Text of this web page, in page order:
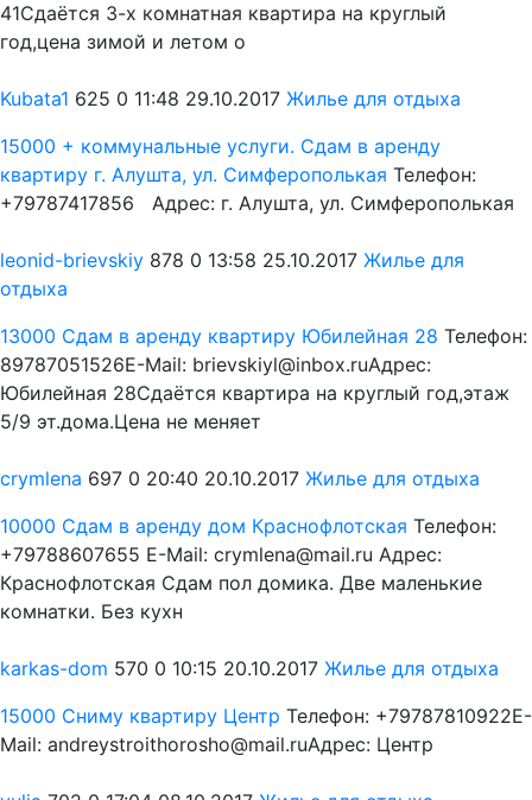
41Сдаётся 3-х комнатная квартира на круглый
год,цена зимой и летом о
Kubata1 625 0 11:48 29.10.2017 Жилье для отдыха
15000 + коммунальные услуги. Сдам в аренду
квартиру г. Алушта, ул. Симферополькая Телефон:
+79787417856 Адрес: г. Алушта, ул. Симферополькая
leonid-brievskiy 878 0 13:58 25.10.2017 Жилье для
отдыха
13000 Сдам в аренду квартиру Юбилейная 28 Телефон:
89787051526E-Mail: brievskiyl@inbox.ruАдрес:
Юбилейная 28Сдаётся квартира на круглый год,этаж
5/9 эт.дома.Цена не меняет
crymlena 697 0 20:40 20.10.2017 Жилье для отдыха
10000 Сдам в аренду дом Краснофлотская Телефон:
+79788607655 E-Mail: crymlena@mail.ru Адрес:
Краснофлотская Сдам пол домика. Две маленькие
комнатки. Без кухн
karkas-dom 570 0 10:15 20.10.2017 Жилье для отдыха
15000 Сниму квартиру Центр Телефон: +79787810922E-
Mail: andreystroithorosho@mail.ruАдрес: Центр